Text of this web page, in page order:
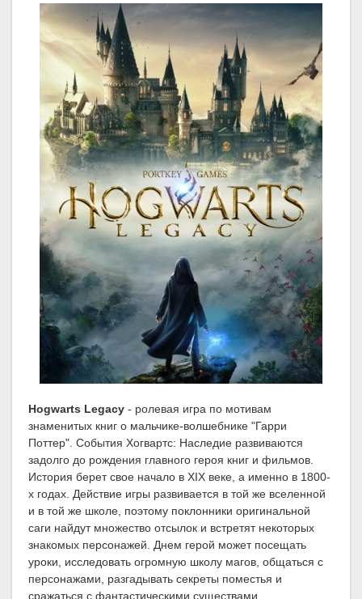
Hogwarts Legacy - ролевая игра по мотивам
знаменитых книг о мальчике-волшебнике "Гарри
Поттер". События Хогвартс: Наследие развиваются
задолго до рождения главного героя книг и фильмов.
История берет свое начало в XIX веке, а именно в 1800-
х годах. Действие игры развивается в той же вселенной
и в той же школе, поэтому поклонники оригинальной
саги найдут множество отсылок и встретят некоторых
знакомых персонажей. Днем герой может посещать
уроки, исследовать огромную школу магов, общаться с
персонажами, разгадывать секреты поместья и
сражаться с фантастическими существами.